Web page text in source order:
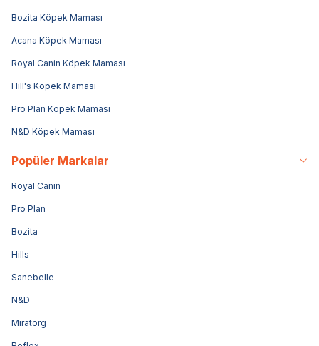
Bozita Köpek Maması
Acana Köpek Maması
Royal Canin Köpek Maması
Hill's Köpek Maması
Pro Plan Köpek Maması
N&D Köpek Maması
Popüler Markalar
Royal Canin
Pro Plan
Bozita
Hills
Sanebelle
N&D
Miratorg